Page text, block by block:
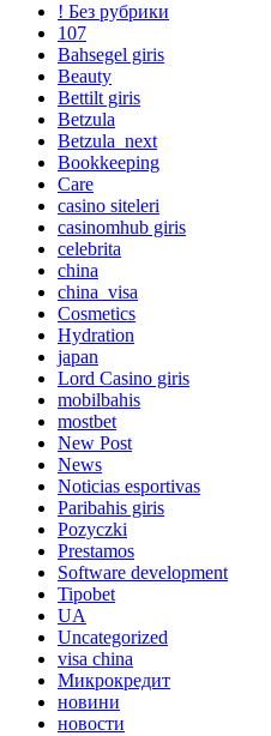
! Без рубрики
107
Bahsegel giris
Beauty
Bettilt giris
Betzula
Betzula_next
Bookkeeping
Care
casino siteleri
casinomhub giris
celebrita
china
china_visa
Cosmetics
Hydration
japan
Lord Сasino giris
mobilbahis
mostbet
New Post
News
Noticias esportivas
Paribahis giris
Pozyczki
Prestamos
Software development
Tipobet
UA
Uncategorized
visa china
Микрокредит
новини
новости